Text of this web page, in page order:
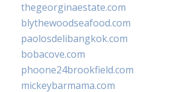
thegeorginaestate.com
blythewoodseafood.com
paolosdelibangkok.com
bobacove.com
phoone24brookfield.com
mickeybarmama.com